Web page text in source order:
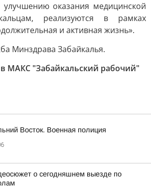
улучшению оказания медицинской
реализуются в рамках
и активная жизнь».
Минздрава Забайкалья.
МАКС "Забайкальский рабочий"
Восток. Военная полиция
о сегодняшнем выезде по